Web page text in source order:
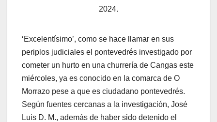
2024.
‘Excelentísimo’, como se hace llamar en sus
periplos judiciales el pontevedrés investigado por
cometer un hurto en una churrería de Cangas este
miércoles, ya es conocido en la comarca de O
Morrazo pese a que es ciudadano pontevedrés.
Según fuentes cercanas a la investigación, José
Luis D. M., además de haber sido detenido el